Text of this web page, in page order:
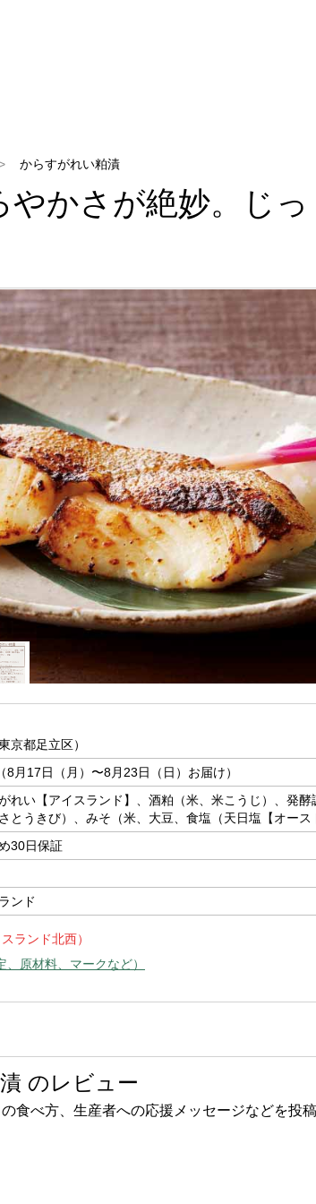
からすがれい粕漬
やかさが絶妙。じ
京都足立区）
8月17日（月）〜8月23日（日）お届け）
れい【アイスランド】、酒粕（米、米こうじ）、発
とうきび）、みそ（米、大豆、食塩（天日塩【オー
30日保証
ンド
ランド北西）
原材料、マークなど）
のレビュー
食べ方、生産者への応援メッセージなどを投稿